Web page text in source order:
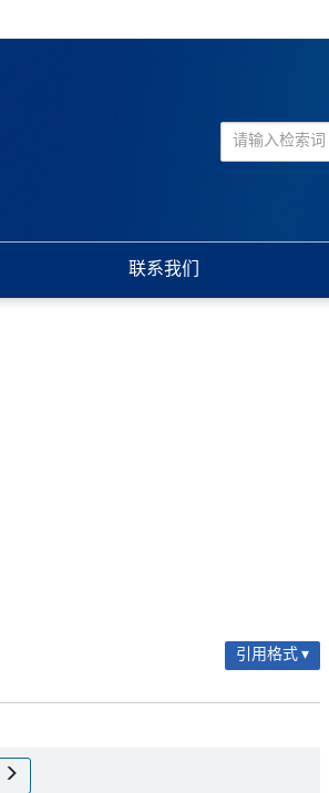
联系我们
引用格式 ▾